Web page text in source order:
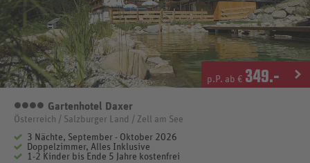
p.P. ab € 349.-
4Gartenhotel Daxer
Österreich / Salzburger Land / Zell am See
3 Nächte, September - Oktober 2026
Doppelzimmer, Alles Inklusive
1-2 Kinder bis Ende 5 Jahre kostenfrei